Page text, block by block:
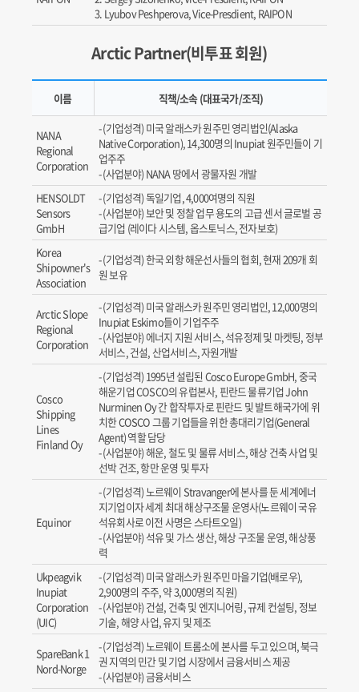
Lyubov Peshperova, Vice-Presdient, RAIPON
Arctic Partner(비투표 회원)
이름 직책/소속 (대표국가/조직)
NANA
Regional
Corporation
(기업성격) 미국 알래스카 원주민 영리법인(Alaska
Native Corporation), 14,300명의 Inupiat 원주민들이 기
업주주
(사업분야) NANA 땅에서 광물자원 개발
HENSOLDT
Sensors
GmbH
(기업성격) 독일기업, 4,000여명의 직원
(사업분야) 보안 및 정찰 업무 용도의 고급 센서 글로벌 공
급기업 (레이다 시스템, 옵스토닉스, 전자보호)
Korea
Shipowner's
Association
(기업성격) 한국 외항 해운선사들의 협회, 현재 209개 회
원 보유
Arctic Slope
Regional
Corporation
(기업성격) 미국 알래스카 원주민 영리법인, 12,000명의
Inupiat Eskimo들이 기업주주
(사업분야) 에너지 지원 서비스, 석유정제 및 마켓팅, 정부
서비스, 건설, 산업서비스, 자원개발
Cosco
Shipping
Lines
Finland Oy
(기업성격) 1995년 설립된 Cosco Europe GmbH, 중국
해운기업 COSCO의 유럽본사, 핀란드 물류기업 John
Nurminen Oy 간 합작투자로 핀란드 및 발트해국가에 위
치한 COSCO 그룹 기업들을 위한 총대리기업(General
Agent) 역할 담당
(사업분야) 해운, 철도 및 물류 서비스, 해상 건축 사업 및
선박 건조, 항만 운영 및 투자
Equinor
(기업성격) 노르웨이 Stravanger에 본사를 둔 세계에너
지기업이자 세계 최대 해상구조물 운영사(노르웨이 국유
석유회사로 이전 사명은 스타트오일)
(사업분야) 석유 및 가스 생산, 해상 구조물 운영, 해상풍
력
Ukpeagvik
Inupiat
Corporation
(UIC)
(기업성격) 미국 알래스카 원주민 마을기업(배로우),
2,900명의 주주, 약 3,000명의 직원)
(사업분야) 건설, 건축 및 엔지니어링, 규제 컨설팅, 정보
기술, 해양 사업, 유지 및 제조
SpareBank 1
Nord-Norge
(기업성격) 노르웨이 트롬소에 본사를 두고 있으며, 북극
권 지역의 민간 및 기업 시장에서 금융서비스 제공
(사업분야) 금융서비스